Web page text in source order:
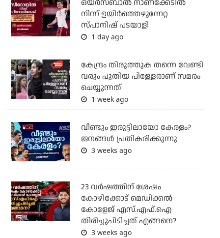
ഒയര്‍സബാൽ നാണക്കേടിൽ
നിന്ന് ഉയിർത്തെഴുന്നേറ്റ
സ്പാനിഷ് പടയാളി
1 day ago
കേന്ദ്രം തിരുത്തുക തന്നെ വേണ്ടി
വരും പുതിയ പിള്ളേരാണ് സമരം
ചെയ്യുന്നത്
1 week ago
വീണ്ടും ഇരുട്ടിലായോ കേരളം?
ജനങ്ങൾ പ്രതികരിക്കുന്നു
3 weeks ago
23 വർഷത്തിന് ശേഷം
കോഴിക്കോട് മെഡിക്കൽ
കോളേജ് എസ്.എഫ്.ഐ
തിരിച്ചുപിടിച്ചത് എങ്ങനെ?
3 weeks ago